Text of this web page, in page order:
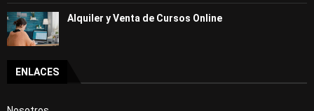
Alquiler y Venta de Cursos Online
ENLACES